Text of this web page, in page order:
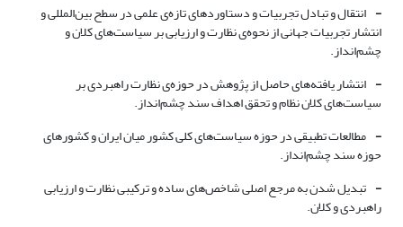
- انتقال و تبادل تجربیات و دستاورد‌های تازه‌ی علمی در سطح بین‌المللی و
انتشار تجربیات جهانی از نحوه‌ی نظارت و ارزیابی بر سیاست‌‌های کلان و
چشم‌انداز.
- انتشار یافته‌‌های حاصل از پژوهش در حوزه‌ی نظارت راهبردی بر
سیاست‌‌های کلان نظام و تحقق اهداف سند چشم‌انداز.
- مطالعات تطبیقی در حوزه سیاست‌‌های کلی کشور میان ایران و کشور‌های
حوزه سند چشم‌انداز.
- تبدیل شدن به مرجع اصلی شاخص‌‌های ساده و ترکیبی نظارت و ارزیابی
راهبردی و کلان.